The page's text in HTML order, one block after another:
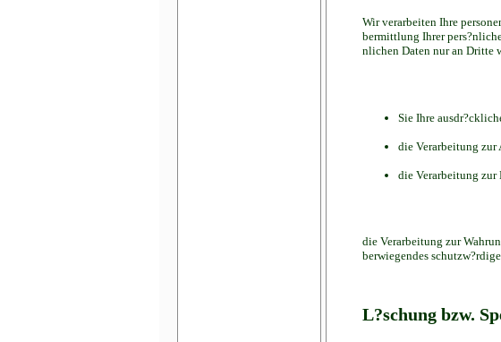
Wir verarbeiten Ihre
bermittlung Ihrer
nlichen Daten nur an Dritte
Sie Ihre
die Verarbeitung zur
die Verarbeitung
die Verarbeitung zur
berwiegendes
L?schung bzw.